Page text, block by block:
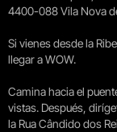
4400-088 Vila Nova
Si vienes desde la
llegar a WOW.
Camina hacia el
vistas. Después,
la Rua Cândido dos